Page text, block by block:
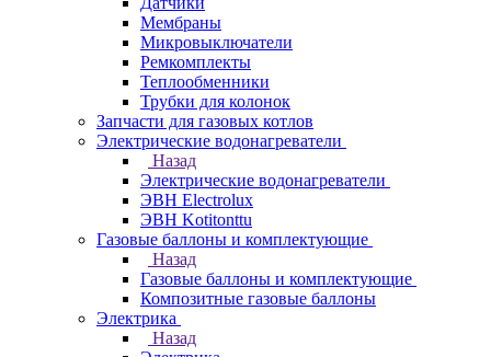
Мембраны
Микровыключатели
Ремкомплекты
Теплообменники
Трубки для колонок
Запчасти для газовых котлов
Электрические водонагреватели
Назад
Электрические водонагреватели
ЭВН Electrolux
ЭВН Kotitonttu
Газовые баллоны и комплектующие
Назад
Газовые баллоны и комплектующие
Композитные газовые баллоны
Электрика
Назад